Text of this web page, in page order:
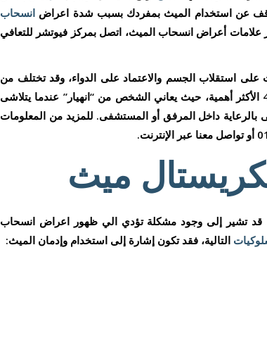
عن استخدام الميث بمفردك بسبب شدة اعراض انسحاب
علامات أعراض انسحاب الميث، اتصل بمركز فيوتشر للتعافي
استقلاب الجسم والاعتماد على الدواء، وقد تختلف من
شخص لآخر. ومع ذلك، تعتبر الساعات الأولى 24-48 الأكثر أهمية، حيث يعاني الشخص من “انهيار” عندما يتلاشى
بالرعاية داخل المرفق أو المستشفى. للمزيد من المعلومات
ميث
قد تشير إلى وجود مشكلة تؤدي الي ظهور اعراض انسحاب
التالية، فقد تكون إشارة إلى استخدام وإدمان الميث: